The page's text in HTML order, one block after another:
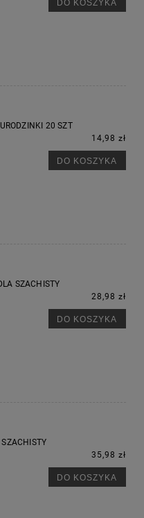
DO KOSZYKA
20 SZT
14,98 zł
DO KOSZYKA
SZACHISTY
28,98 zł
DO KOSZYKA
35,98 zł
DO KOSZYKA